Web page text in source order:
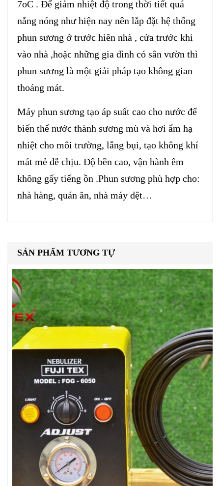
7oC . Để giảm nhiệt độ trong thời tiết quá
nắng nóng như hiện nay nên lắp đặt hệ thống
phun sương ở trước hiên nhà , cửa trước khi
vào nhà ,hoặc những gia đình có sân vườn thì
phun sương là một giải pháp tạo không gian
thoáng mát.
Máy phun sương tạo áp suất cao cho nước để
biến thể nước thành sương mù và hơi ẩm hạ
nhiệt cho môi trường, lắng bụi, tạo không khí
mát mẻ dễ chịu. Độ bền cao, vận hành êm
không gấy tiếng ồn .Phun sương phù hợp cho:
nhà hàng, quán ăn, nhà máy dệt…
SẢN PHẨM TƯƠNG TỰ